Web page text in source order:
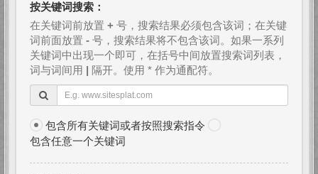
按关键词搜索：
在关键词前放置 + 号，搜索结果必须包含该词；在关键
词前面放置 - 号，搜索结果将不包含该词。如果一系列
关键词中出现一个即可，在括号中间放置搜索词列表，
词与词间用 | 隔开。使用 * 作为通配符。
包含所有关键词或者按照搜索指令
包含任意一个关键词